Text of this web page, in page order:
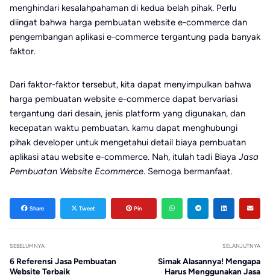
menghindari kesalahpahaman di kedua belah pihak. Perlu
diingat bahwa harga pembuatan website e-commerce dan
pengembangan aplikasi e-commerce tergantung pada banyak
faktor.
Dari faktor-faktor tersebut, kita dapat menyimpulkan bahwa
harga pembuatan website e-commerce dapat bervariasi
tergantung dari desain, jenis platform yang digunakan, dan
kecepatan waktu pembuatan. kamu dapat menghubungi
pihak developer untuk mengetahui detail biaya pembuatan
aplikasi atau website e-commerce. Nah, itulah tadi Biaya Jasa
Pembuatan Website Ecommerce. Semoga bermanfaat.
Share Tweet Pin
SEBELUMNYA
6 Referensi Jasa Pembuatan
Website Terbaik
SELANJUTNYA
Simak Alasannya! Mengapa
Harus Menggunakan Jasa